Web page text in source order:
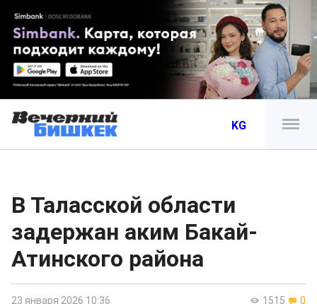
KG
В Таласской области
задержан аким Бакай-
Атинского района
1515 0
23 января 2026 10:36